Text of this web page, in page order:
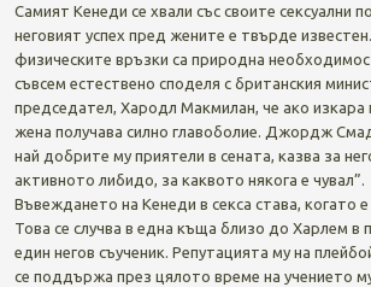
Самият Кенеди се хвали със своите сексуални
неговият успех пред жените е твърде
физическите връзки са природна
съвсем естествено споделя с британския
председател, Хародл Макмилан, че ако изкара
жена получава силно главоболие. Джордж
най добрите му приятели в сената, казва за
активното либидо, за каквото някога е чувал”.
Въвеждането на Кенеди в секса става, когато
Това се случва в една къща близо до Харлем в
един негов съученик. Репутацията му на
се поддържа през цялото време на учението